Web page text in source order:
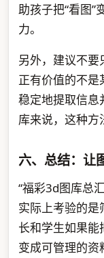
助孩子把“看图”
力。
另外，建议不要
正有价值的不是
稳定地提取信息
库来说，这种方
六、总结：让
“福彩3d图库总
实际上考验的是
长和学生如果能
变成可管理的资